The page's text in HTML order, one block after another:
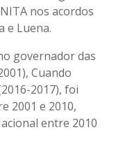
nos acordos
e Luena.
governador das
Cuando
2017), foi
2001 e 2010,
entre 2010